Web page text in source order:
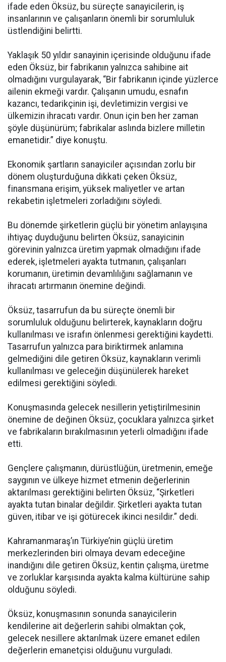
ifade eden Öksüz, bu süreçte sanayicilerin, iş
insanlarının ve çalışanların önemli bir sorumluluk
üstlendiğini belirtti.
Yaklaşık 50 yıldır sanayinin içerisinde olduğunu ifade
eden Öksüz, bir fabrikanın yalnızca sahibine ait
olmadığını vurgulayarak, “Bir fabrikanın içinde yüzlerce
ailenin ekmeği vardır. Çalışanın umudu, esnafın
kazancı, tedarikçinin işi, devletimizin vergisi ve
ülkemizin ihracatı vardır. Onun için ben her zaman
şöyle düşünürüm; fabrikalar aslında bizlere milletin
emanetidir.” diye konuştu.
Ekonomik şartların sanayiciler açısından zorlu bir
dönem oluşturduğuna dikkati çeken Öksüz,
finansmana erişim, yüksek maliyetler ve artan
rekabetin işletmeleri zorladığını söyledi.
Bu dönemde şirketlerin güçlü bir yönetim anlayışına
ihtiyaç duyduğunu belirten Öksüz, sanayicinin
görevinin yalnızca üretim yapmak olmadığını ifade
ederek, işletmeleri ayakta tutmanın, çalışanları
korumanın, üretimin devamlılığını sağlamanın ve
ihracatı artırmanın önemine değindi.
Öksüz, tasarrufun da bu süreçte önemli bir
sorumluluk olduğunu belirterek, kaynakların doğru
kullanılması ve israfın önlenmesi gerektiğini kaydetti.
Tasarrufun yalnızca para biriktirmek anlamına
gelmediğini dile getiren Öksüz, kaynakların verimli
kullanılması ve geleceğin düşünülerek hareket
edilmesi gerektiğini söyledi.
Konuşmasında gelecek nesillerin yetiştirilmesinin
önemine de değinen Öksüz, çocuklara yalnızca şirket
ve fabrikaların bırakılmasının yeterli olmadığını ifade
etti.
Gençlere çalışmanın, dürüstlüğün, üretmenin, emeğe
saygının ve ülkeye hizmet etmenin değerlerinin
aktarılması gerektiğini belirten Öksüz, “Şirketleri
ayakta tutan binalar değildir. Şirketleri ayakta tutan
güven, itibar ve işi götürecek ikinci nesildir.” dedi.
Kahramanmaraş’ın Türkiye’nin güçlü üretim
merkezlerinden biri olmaya devam edeceğine
inandığını dile getiren Öksüz, kentin çalışma, üretme
ve zorluklar karşısında ayakta kalma kültürüne sahip
olduğunu söyledi.
Öksüz, konuşmasının sonunda sanayicilerin
kendilerine ait değerlerin sahibi olmaktan çok,
gelecek nesillere aktarılmak üzere emanet edilen
değerlerin emanetçisi olduğunu vurguladı.